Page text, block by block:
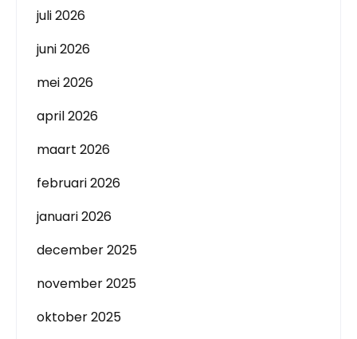
juli 2026
juni 2026
mei 2026
april 2026
maart 2026
februari 2026
januari 2026
december 2025
november 2025
oktober 2025